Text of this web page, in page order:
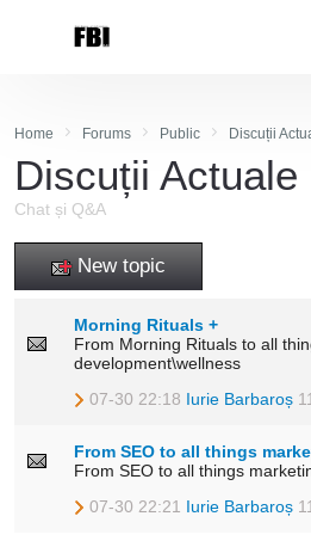
Home Forums Public Discuții
Discuții Actuale
Chat și Q&A
New topic
Morning Rituals +
From Morning Rituals to all
development\wellness
07-30 22:18 Iurie Barbaroș
From SEO to all things
From SEO to all things
07-30 22:21 Iurie Barbaroș